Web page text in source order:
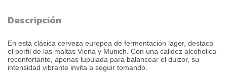
Descripción
En esta clásica cerveza europea de fermentación lager, destaca
el perfil de las maltas Viena y Munich. Con una calidez alcoholica
reconfortante, apenas lupulada para balancear el dulzor, su
intensidad vibrante invita a seguir tomando.